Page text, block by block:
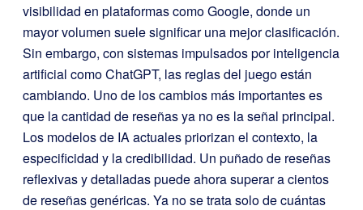
visibilidad en plataformas como Google, donde un
mayor volumen suele significar una mejor clasificación.
Sin embargo, con sistemas impulsados por inteligencia
artificial como ChatGPT, las reglas del juego están
cambiando. Uno de los cambios más importantes es
que la cantidad de reseñas ya no es la señal principal.
Los modelos de IA actuales priorizan el contexto, la
especificidad y la credibilidad. Un puñado de reseñas
reflexivas y detalladas puede ahora superar a cientos
de reseñas genéricas. Ya no se trata solo de cuántas